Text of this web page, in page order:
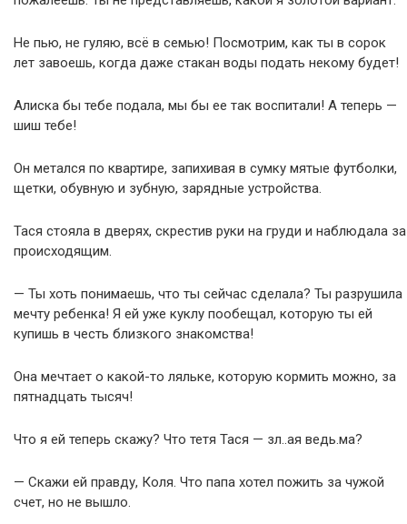
Не пью, не гуляю, всё в семью! Посмотрим, как ты в сорок
лет завоешь, когда даже стакан воды подать некому будет!
Алиска бы тебе подала, мы бы ее так воспитали! А теперь —
шиш тебе!
Он метался по квартире, запихивая в сумку мятые футболки,
щетки, обувную и зубную, зарядные устройства.
Тася стояла в дверях, скрестив руки на груди и наблюдала за
происходящим.
— Ты хоть понимаешь, что ты сейчас сделала? Ты разрушила
мечту ребенка! Я ей уже куклу пообещал, которую ты ей
купишь в честь близкого знакомства!
Она мечтает о какой-то ляльке, которую кормить можно, за
пятнадцать тысяч!
Что я ей теперь скажу? Что тетя Тася — зл..ая ведь.ма?
— Скажи ей правду, Коля. Что папа хотел пожить за чужой
счет, но не вышло.